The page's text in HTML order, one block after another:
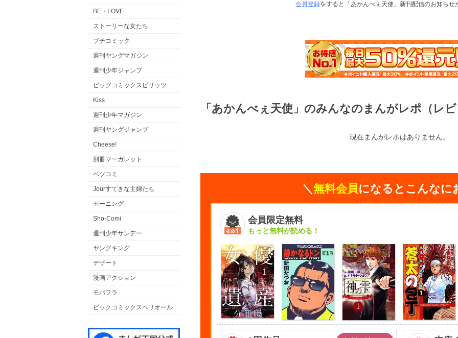
BE・LOVE
ストーリーな女たち
プチコミック
週刊ヤングマガジン
週刊少年ジャンプ
ビッグコミックスピリッツ
Kiss
週刊少年マガジン
週刊ヤングジャンプ
Cheese!
別冊マーガレット
ベツコミ
Jourすてきな主婦たち
モーニング
Sho-Comi
週刊少年サンデー
ヤングキング
デザート
漫画アクション
モバフラ
ビックコミックスペリオール
会員登録をすると「あかんべぇ天使」新刊配信のお知らせ
「あかんべぇ天使」のみんなのまんがレポ（レ
現在まんがレポはありません。
＼無料会員になるとこんなに
会員限定無料
もっと無料が読める！